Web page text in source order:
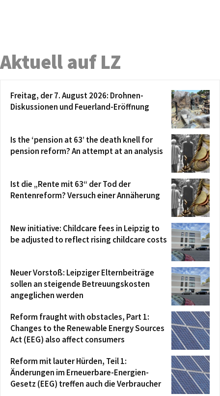
Aktuell auf LZ
Freitag, der 7. August 2026: Drohnen-
Diskussionen und Feuerland-Eröffnung
Is the ‘pension at 63’ the death knell for
pension reform? An attempt at an analysis
Ist die „Rente mit 63“ der Tod der
Rentenreform? Versuch einer Annäherung
New initiative: Childcare fees in Leipzig to
be adjusted to reflect rising childcare costs
Neuer Vorstoß: Leipziger Elternbeiträge
sollen an steigende Betreuungskosten
angeglichen werden
Reform fraught with obstacles, Part 1:
Changes to the Renewable Energy Sources
Act (EEG) also affect consumers
Reform mit lauter Hürden, Teil 1:
Änderungen im Erneuerbare-Energien-
Gesetz (EEG) treffen auch die Verbraucher